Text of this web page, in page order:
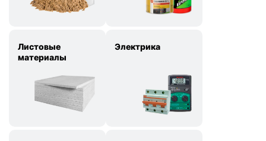
Листовые
материалы
Электрика